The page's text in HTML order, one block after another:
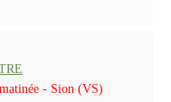
- Sion (VS)